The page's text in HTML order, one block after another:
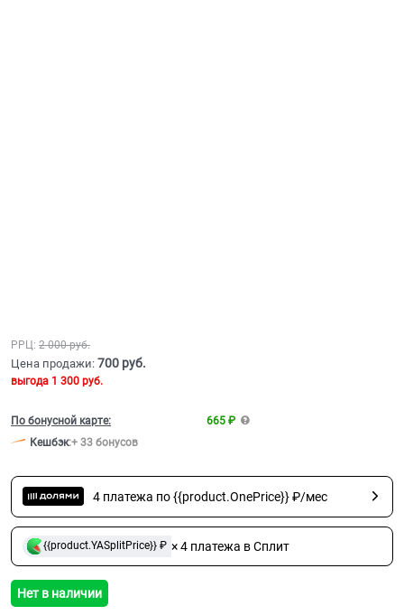
РРЦ: 2 000 руб.
Цена продажи: 700 руб.
выгода 1 300 руб.
По бонусной карте:
665 ₽
Кешбэк:+ 33 бонусов
4 платежа по {{product.OnePrice}} ₽/мес
{{product.YASplitPrice}} ₽ × 4 платежа в Сплит
Нет в наличии